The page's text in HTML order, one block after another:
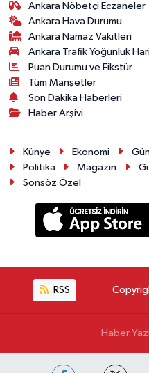
Ankara Nöbetçi Eczaneler
Ankara Hava Durumu
Ankara Namaz Vakitleri
Ankara Trafik Yoğunluk
Puan Durumu ve Fikstür
Tüm Manşetler
Son Dakika Haberleri
Haber Arşivi
Künye Ekonomi
Politika
Magazin
Sonsöz Özel
RSS
Haber